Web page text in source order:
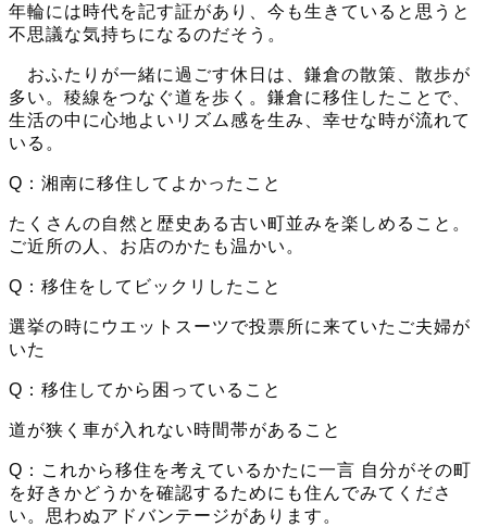
年輪には時代を記す証があり、今も生きていると思うと
不思議な気持ちになるのだそう。
おふたりが一緒に過ごす休日は、鎌倉の散策、散歩が
多い。稜線をつなぐ道を歩く。鎌倉に移住したことで、
生活の中に心地よいリズム感を生み、幸せな時が流れて
いる。
Q：湘南に移住してよかったこと
たくさんの自然と歴史ある古い町並みを楽しめること。
ご近所の人、お店のかたも温かい。
Q：移住をしてビックリしたこと
選挙の時にウエットスーツで投票所に来ていたご夫婦が
いた
Q：移住してから困っていること
道が狭く車が入れない時間帯があること
Q：これから移住を考えているかたに一言 自分がその町
を好きかどうかを確認するためにも住んでみてくださ
い。思わぬアドバンテージがあります。